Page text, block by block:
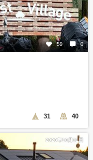
59 0
31 40
2023年10月31日